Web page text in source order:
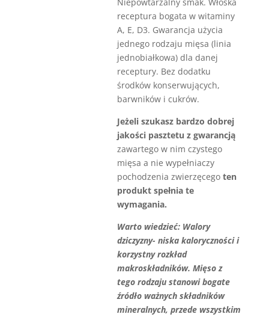
receptura bogata w witaminy
A, E, D3. Gwarancja użycia
jednego rodzaju mięsa (linia
jednobiałkowa) dla danej
receptury. Bez dodatku
środków konserwujących,
barwników i cukrów.
Jeżeli szukasz bardzo dobrej
jakości pasztetu z gwarancją
zawartego w nim czystego
mięsa a nie wypełniaczy
pochodzenia zwierzęcegoten
produkt spełnia te
wymagania.
Warto wiedzieć: Walory
dziczyzny- niska kaloryczności i
korzystny rozkład
makroskładników. Mięso z
tego rodzaju stanowi bogate
źródło ważnych składników
mineralnych, przede wszystkim